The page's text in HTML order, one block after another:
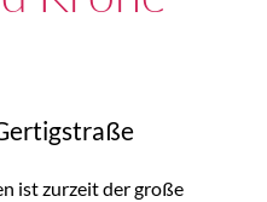
ist zurzeit der große